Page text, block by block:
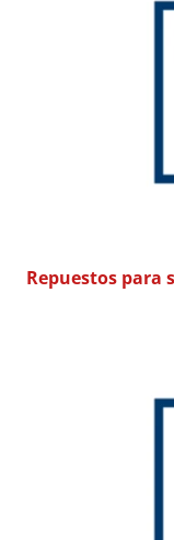
Repuestos para